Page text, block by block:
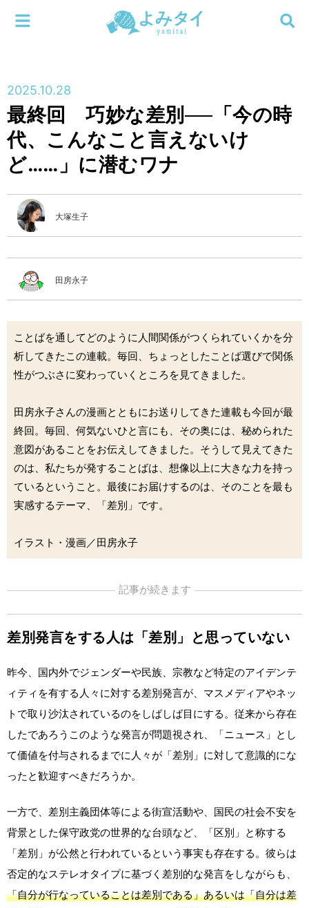
連載
新刊
編集部
検索する
メニューを閉じる
2025.10.28
最終回 巧妙な差別──「今の時
代、こんなこと言えないけ
ど……」に潜むワナ
大塚生子
田房永子
ことばを通してどのように人間関係がつくられていくかを分
析してきたこの連載。毎回、ちょっとしたことば選びで関係
性がつぶさに変わっていくところを見てきました。
田房永子さんの漫画とともにお送りしてきた連載も今回が最
終回。毎回、何気ないひと言にも、その奥には、秘められた
意図があることをお伝えしてきました。そうして見えてきた
のは、私たちが発することばは、想像以上に大きな力を持っ
ているということ。最後にお届けするのは、そのことを最も
実感するテーマ、「差別」です。
イラスト・漫画／田房永子
記事が続きます
差別発言をする人は「差別」と思っていない
昨今、国内外でジェンダーや民族、宗教など特定のアイデンテ
ィティを有する人々に対する差別発言が、マスメディアやネッ
トで取り沙汰されているのをしばしば目にする。従来から存在
したであろうこのような発言が問題視され、「ニュース」とし
て価値を付与されるまでに人々が「差別」に対して意識的にな
ったと歓迎すべきだろうか。
一方で、差別主義団体等による街宣活動や、国民の社会不安を
背景とした保守政党の世界的な台頭など、「区別」と称する
「差別」が公然と行われているという事実も存在する。彼らは
否定的なステレオタイプに基づく差別的な発言をしながらも、
「自分が行なっていることは差別である」あるいは「自分は差